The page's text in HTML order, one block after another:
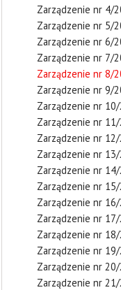
Zarządzenie nr 4/
Zarządzenie nr 5/
Zarządzenie nr 6/
Zarządzenie nr 7/
Zarządzenie nr 8/
Zarządzenie nr 9/
Zarządzenie nr
Zarządzenie nr
Zarządzenie nr
Zarządzenie nr
Zarządzenie nr
Zarządzenie nr
Zarządzenie nr
Zarządzenie nr
Zarządzenie nr
Zarządzenie nr
Zarządzenie nr
Zarządzenie nr